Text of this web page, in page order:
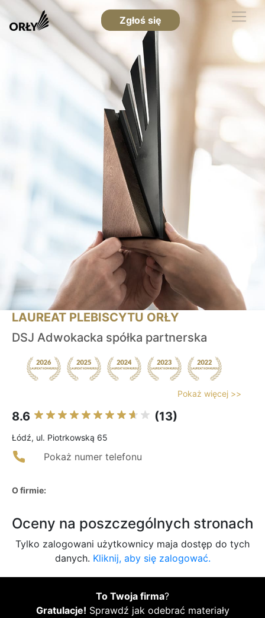
Zgłoś się
LAUREAT PLEBISCYTU ORŁY
DSJ Adwokacka spółka partnerska
Pokaż więcej >>
8.6 (13)
Łódź, ul. Piotrkowską 65
Pokaż numer telefonu
O firmie:
Oceny na poszczególnych stronach
Tylko zalogowani użytkownicy maja dostęp do tych
danych. Kliknij, aby się zalogować.
To Twoja firma?
Gratulacje! Sprawdź jak odebrać materiały